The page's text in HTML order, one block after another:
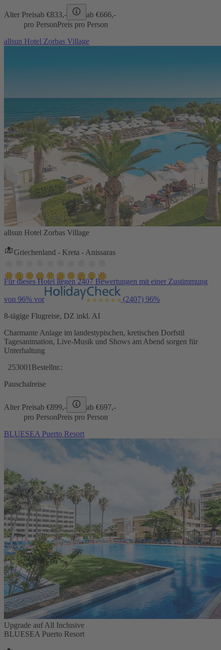
Alter Preisab €833,- ab €666,-
pro PersonPreis pro Person
allsun Hotel Zorbas Village
allsun Hotel Zorbas Village
Griechenland - Kreta - Anissaras
Für dieses Hotel liegen 2407 Bewertungen mit einer Zustimmung
von 96% vor (2407) 96%
8-tägige Flugreise, DZ inkl. AI
Charmante Anlage im landestypischen, kretischen Dorfstil
Tagesanimation, Live-Musik und Shows am Abend sorgen für
Unterhaltung
253001 Bestellnr.:
Pauschalreise
Alter Preisab €899,- ab €697,-
pro PersonPreis pro Person
BLUESEA Puerto Resort
Upgrade auf All Inclusive
BLUESEA Puerto Resort